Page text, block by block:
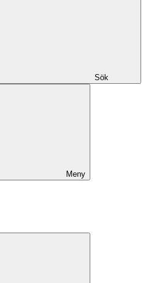
Sök
Meny